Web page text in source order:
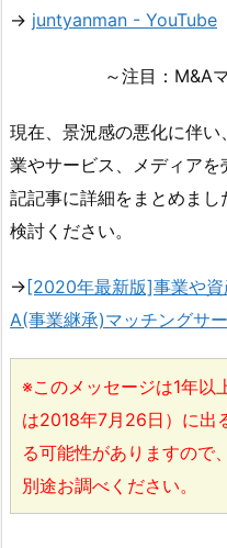
→ juntyanman - YouTube
～注目：M&A
現在、景況感の悪化に伴
業やサービス、メディア
記記事に詳細をまとめま
検討ください。
→[2020年最新版]事業や
A(事業継承)マッチングサ
※このメッセージは1年以
は2018年7月26日）に出
る可能性がありますので
別途お調べください。